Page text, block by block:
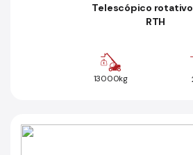
Telescópico rotativo
RTH
13000kg